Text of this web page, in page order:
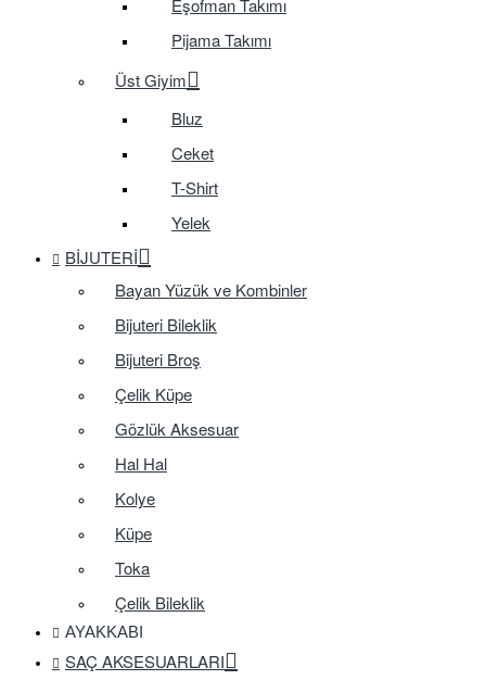
Pijama Takımı
Üst Giyim
Bluz
Ceket
T-Shirt
Yelek
BIJUTERI
Bayan Yüzük ve Kombinler
Bijuteri Bileklik
Bijuteri Broş
Çelik Küpe
Gözlük Aksesuar
Hal Hal
Kolye
Küpe
Toka
Çelik Bileklik
AYAKKABI
SAÇ AKSESUARLARI